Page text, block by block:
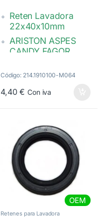
e
Reten Lavadora
22x40x10mm
ARISTON ASPES
CANDY FAGOR
Triple labio, Tipo
cuba 5 kg
Código: 214.1910100-M064
4,40€ Con iva
OEM
Retenes para Lavadora